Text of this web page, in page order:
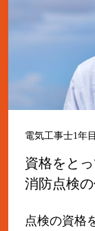
電気工事士1年
資格をと
消防点検
点検の資格